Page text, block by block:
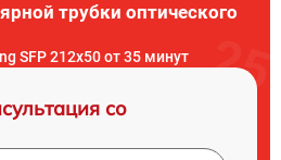
трубки оптического
SFP 212x50 от 35 минут
со